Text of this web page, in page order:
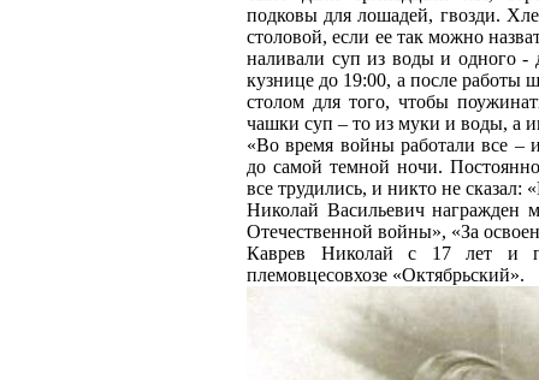
подковы для лошадей, гвозди.
столовой, если ее так можно
наливали суп из воды и одного -
кузнице до 19:00, а после работы
столом для того, чтобы
чашки суп – то из муки и воды, а
«Во время войны работали все –
до самой темной ночи.
все трудились, и никто не сказал:
Николай Васильевич награжден
Отечественной войны», «За
Каврев Николай с 17 лет и
племовцесовхозе «Октябрьский».